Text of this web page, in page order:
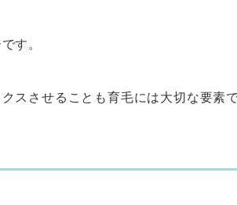
す。
スさせることも育毛には大切な要素で